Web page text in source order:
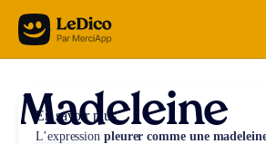
Aller au contenu
Madeleine
En savoir plus
L’expression pleurer comme une